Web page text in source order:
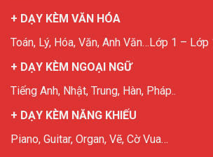
+ DẠY KÈM VĂN HÓA
Toán, Lý, Hóa, Văn, Anh Văn…Lớp 1 – Lớp
+ DẠY KÈM NGOẠI NGỮ
Tiếng Anh, Nhật, Trung, Hàn, Pháp..
+ DẠY KÈM NĂNG KHIẾU
Piano, Guitar, Organ, Vẽ, Cờ Vua…